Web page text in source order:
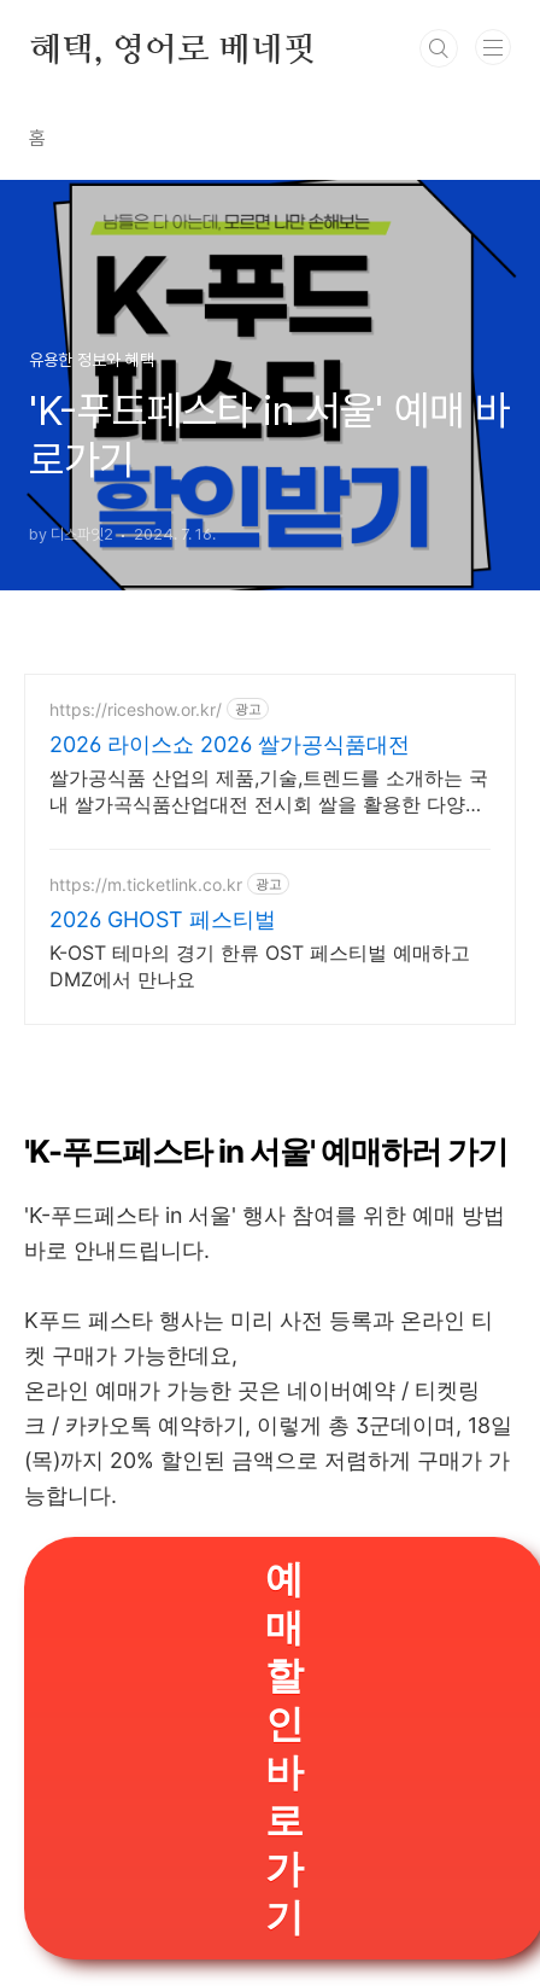
혜택, 영어로 베네핏
홈
유용한 정보와 혜택
'K-푸드페스타 in 서울' 예매 바
로가기
by 디스파잇2 2024. 7. 16.
https://riceshow.or.kr/ 광고
2026 라이스쇼 2026 쌀가공식품대전
쌀가공식품 산업의 제품,기술,트렌드를 소개하는 국
내 쌀가곡식품산업대전 전시회 쌀을 활용한 다양한
https://m.ticketlink.co.kr 광고
2026 GHOST 페스티벌
K-OST 테마의 경기 한류 OST 페스티벌 예매하고
DMZ에서 만나요
'K-푸드페스타 in 서울' 예매하러 가기
'K-푸드페스타 in 서울' 행사 참여를 위한 예매 방법
바로 안내드립니다.
K푸드 페스타 행사는 미리 사전 등록과 온라인 티
켓 구매가 가능한데요,
온라인 예매가 가능한 곳은 네이버예약 / 티켓링
크 / 카카오톡 예약하기, 이렇게 총 3군데이며, 18일
(목)까지 20% 할인된 금액으로 저렴하게 구매가 가
능합니다.
예
매
할
인
바
로
가
기